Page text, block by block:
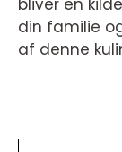
bliver en
din familie
af denne